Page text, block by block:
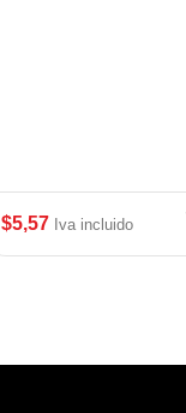
$5,57 Iva incluido